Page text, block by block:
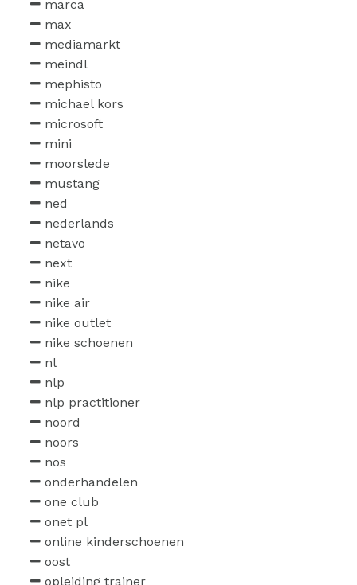
marca
max
mediamarkt
meindl
mephisto
michael kors
microsoft
mini
moorslede
mustang
ned
nederlands
netavo
next
nike
nike air
nike outlet
nike schoenen
nl
nlp
nlp practitioner
noord
noors
nos
onderhandelen
one club
onet pl
online kinderschoenen
oost
opleiding trainer